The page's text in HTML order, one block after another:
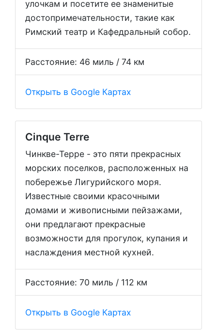
улочкам и посетите ее знаменитые
достопримечательности, такие как
Римский театр и Кафедральный собор.
Расстояние: 46 миль / 74 км
Открыть в Google Картах
Cinque Terre
Чинкве-Терре - это пяти прекрасных
морских поселков, расположенных на
побережье Лигурийского моря.
Известные своими красочными
домами и живописными пейзажами,
они предлагают прекрасные
возможности для прогулок, купания и
наслаждения местной кухней.
Расстояние: 70 миль / 112 км
Открыть в Google Картах